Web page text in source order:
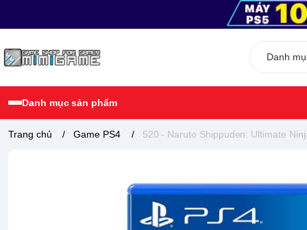
Danh mục sản phẩm
Trang chủ / Game PS4 / 520 - Naruto Shippuden: Ultimate